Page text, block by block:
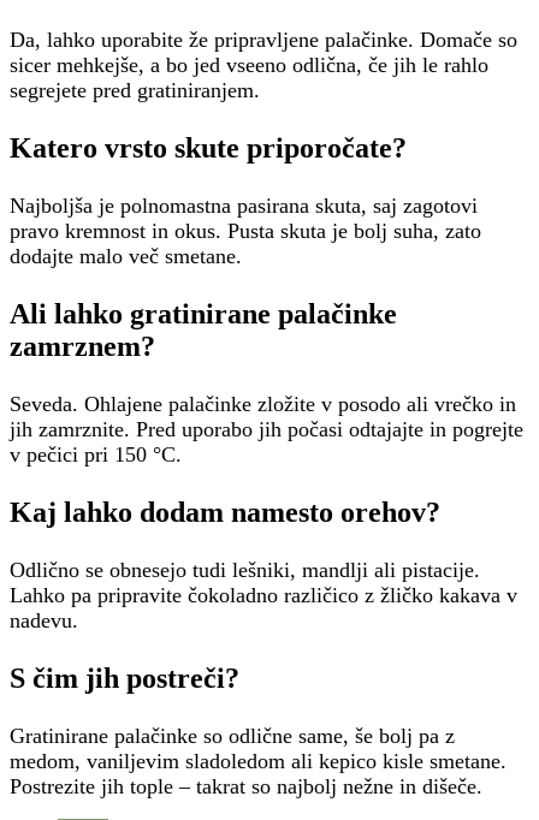
Da, lahko uporabite že pripravljene palačinke. Domače so
sicer mehkejše, a bo jed vseeno odlična, če jih le rahlo
segrejete pred gratiniranjem.
Katero vrsto skute priporočate?
Najboljša je polnomastna pasirana skuta, saj zagotovi
pravo kremnost in okus. Pusta skuta je bolj suha, zato
dodajte malo več smetane.
Ali lahko gratinirane palačinke
zamrznem?
Seveda. Ohlajene palačinke zložite v posodo ali vrečko in
jih zamrznite. Pred uporabo jih počasi odtajajte in pogrejte
v pečici pri 150 °C.
Kaj lahko dodam namesto orehov?
Odlično se obnesejo tudi lešniki, mandlji ali pistacije.
Lahko pa pripravite čokoladno različico z žličko kakava v
nadevu.
S čim jih postreči?
Gratinirane palačinke so odlične same, še bolj pa z
medom, vaniljevim sladoledom ali kepico kisle smetane.
Postrezite jih tople – takrat so najbolj nežne in dišeče.